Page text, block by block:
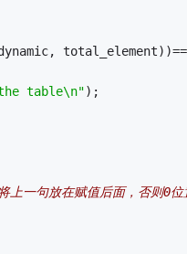
total_element))==
table\n");
上一句放在赋值后面，否则0位